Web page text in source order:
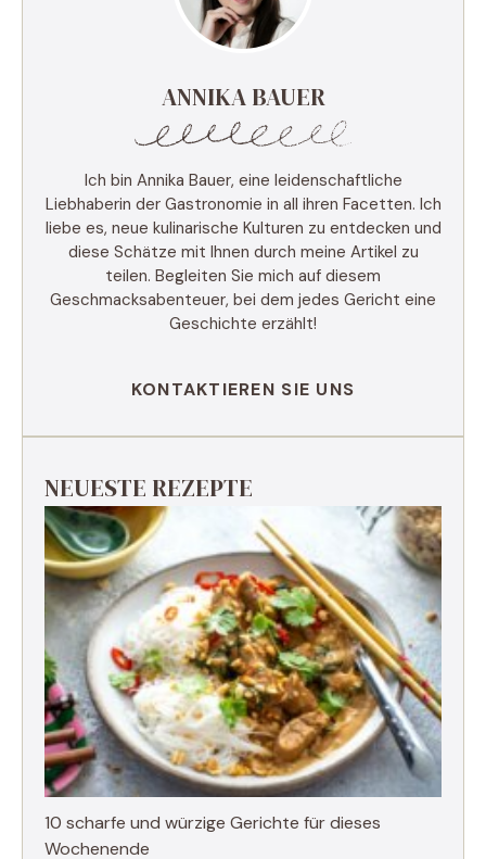
ANNIKA BAUER
Ich bin Annika Bauer, eine leidenschaftliche
Liebhaberin der Gastronomie in all ihren Facetten. Ich
liebe es, neue kulinarische Kulturen zu entdecken und
diese Schätze mit Ihnen durch meine Artikel zu
teilen. Begleiten Sie mich auf diesem
Geschmacksabenteuer, bei dem jedes Gericht eine
Geschichte erzählt!
KONTAKTIEREN SIE UNS
NEUESTE REZEPTE
10 scharfe und würzige Gerichte für dieses
Wochenende